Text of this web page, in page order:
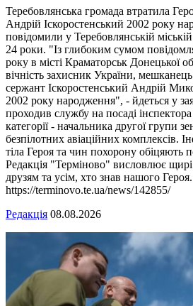
Теребовлянська громада втратила
Андрій Іскоростенський 2002 року
повідомили у Теребовлянській
24 роки. "Із глибоким сумом
року в місті Краматорськ Донецької
вічність захисник України,
сержант Іскоростенський Андрій
2002 року народження", - йдеться у
проходив службу на посаді
категорії - начальника другої групи
безпілотних авіаційних комплексів.
тіла Героя та чин похорону обіцяють
Редакція "Терміново" висловлює щирі
друзям та усім, хто знав нашого
https://terminovo.te.ua/news/142855/
Редакція 08.08.2026